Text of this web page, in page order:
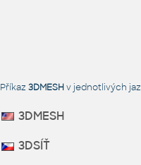
Příkaz 3DMESHv jednotlivých
3DMESH
3DSÍŤ